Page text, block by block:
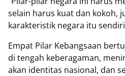
selain harus kuat dan kokoh,
karakteristik negara itu
Empat Pilar Kebangsaan
di tengah keberagaman,
akan identitas nasional, dan